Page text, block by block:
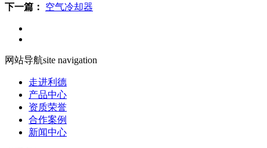
下一篇：
空气冷却器
网站导航site navigation
走进利德
产品中心
资质荣誉
合作案例
新闻中心